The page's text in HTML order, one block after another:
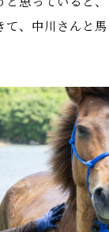
て、中川さんと